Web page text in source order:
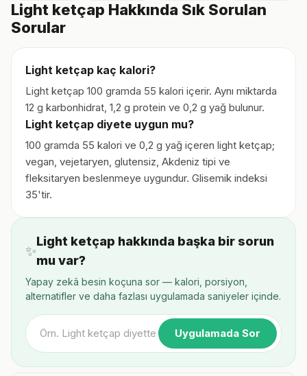
Light ketçap Hakkında Sık Sorulan
Sorular
Light ketçap kaç kalori?
Light ketçap 100 gramda 55 kalori içerir. Aynı miktarda
12 g karbonhidrat, 1,2 g protein ve 0,2 g yağ bulunur.
Light ketçap diyete uygun mu?
100 gramda 55 kalori ve 0,2 g yağ içeren light ketçap;
vegan, vejetaryen, glutensiz, Akdeniz tipi ve
fleksitaryen beslenmeye uygundur. Glisemik indeksi
35'tir.
✨
Light ketçap hakkında başka bir sorun
mu var?
Yapay zekâ besin koçuna sor — kalori, porsiyon,
alternatifler ve daha fazlası uygulamada saniyeler içinde.
Uygulamada Sor